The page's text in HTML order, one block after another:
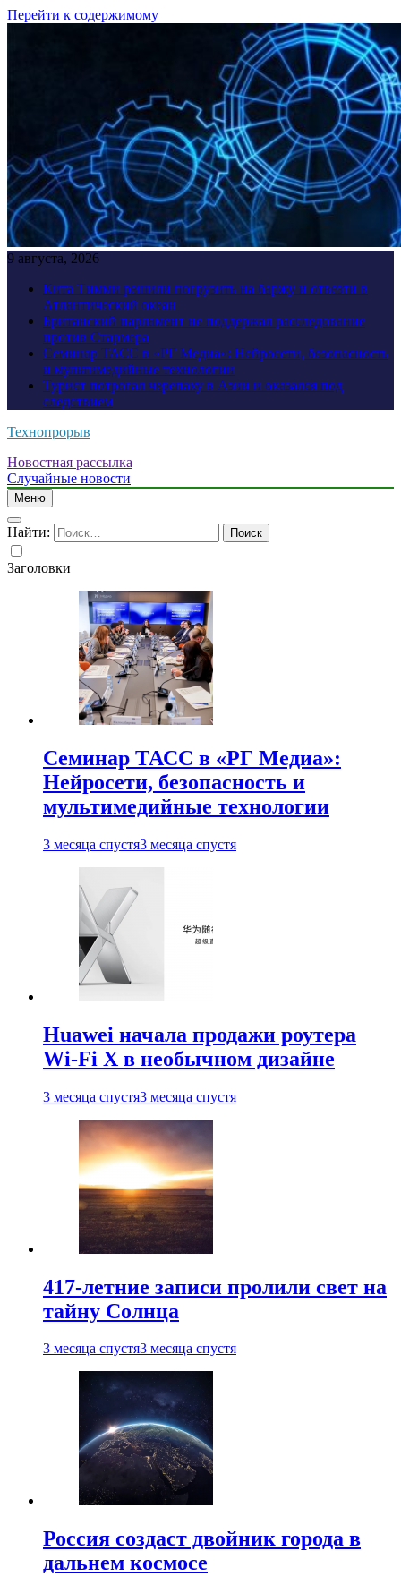
Перейти к содержимому
9 августа, 2026
Кита Тимми решили погрузить на баржу и отвезти в
Атлантический океан
Британский парламент не поддержал расследование
против Стармера
Семинар ТАСС в «РГ Медиа»: Нейросети, безопасность
и мультимедийные технологии
Турист потрогал черепаху в Азии и оказался под
следствием
Технопрорыв
Новостная рассылка
Случайные новости
Меню
Найти:
Заголовки
Семинар ТАСС в «РГ Медиа»:
Нейросети, безопасность и
мультимедийные технологии
3 месяца спустя3 месяца спустя
Huawei начала продажи роутера
Wi-Fi X в необычном дизайне
3 месяца спустя3 месяца спустя
417-летние записи пролили свет на
тайну Солнца
3 месяца спустя3 месяца спустя
Россия создаст двойник города в
дальнем космосе